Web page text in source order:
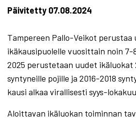
Päivitetty 07.08.2024
Tampereen Pallo-Veikot perustaa
ikäkausipuolelle vuosittain noin 7-
2025 perustetaan uudet ikäluokat
syntyneille pojille ja 2016-2018
kausi alkaa virallisesti syys-
Aloittavan ikäluokan toiminnan